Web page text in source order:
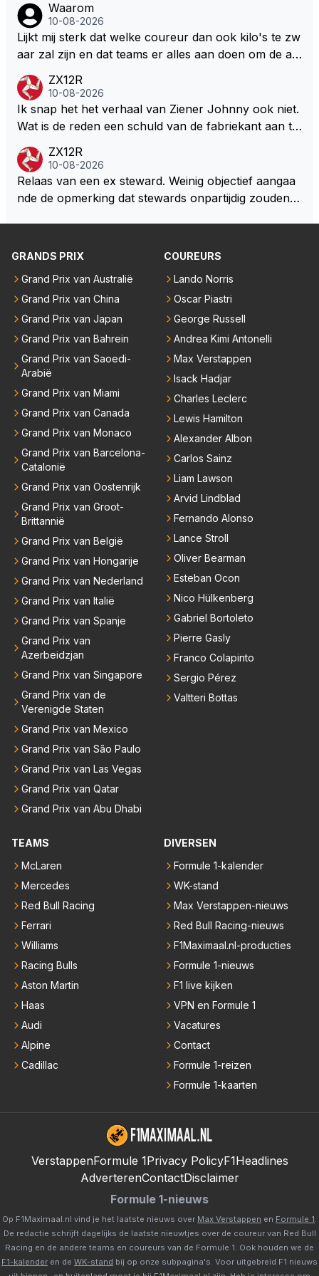
hoofdprijzen .. Zijn geduld raakt op, zijn loyaliteit ook
.. Persoonlijk denk ik dat hij nu echt op een tweespr
ong zit en alles aan het overwegen is om een juiste
keuze te maken .. Daarbij staat het echt niet vast dat
zijn keuze RB zal zijn … Persoonlijk denk ik dat het v
oor Max maar ook voor ons als fans heel goed zal
zijn dat Max uit die veilige vissekom stapt en een nie
uw fris avontuur aangaat elders …
Waarom
10-08-2026
Lijkt mij sterk dat welke coureur dan ook kilo's te zw
aar zal zijn en dat teams er alles aan doen om de au
ie waar ze zelfs elke liter brandstof achterwege late
n als dat kan. Dat er na de zomerstop een kilootje er
bij zit kan natuurlijk.
ZX12R
10-08-2026
Ik snap het het verhaal van Ziener Johnny ook niet.
Wat is de reden een schuld van de fabriekant aan te
e hoe de fabriekant van straat auto's ervoor staat.
ZX12R
10-08-2026
Relaas van een ex steward. Weinig objectief aangaa
nde de opmerking dat stewards onpartijdig zouden zi
ohnny heeft nu een ander idool dan destijds en daar
'objectieve' Johnny.
GRANDS PRIX
Grand Prix van Australië
Grand Prix van China
Grand Prix van Japan
Grand Prix van Bahrein
Grand Prix van Saoedi-
Arabië
Grand Prix van Miami
Grand Prix van Canada
Grand Prix van Monaco
Grand Prix van Barcelona-
Catalonië
Grand Prix van Oostenrijk
Grand Prix van Groot-
Brittannië
Grand Prix van België
Grand Prix van Hongarije
Grand Prix van Nederland
Grand Prix van Italië
Grand Prix van Spanje
Grand Prix van
Azerbeidzjan
Grand Prix van Singapore
Grand Prix van de
Verenigde Staten
Grand Prix van Mexico
Grand Prix van São Paulo
Grand Prix van Las Vegas
Grand Prix van Qatar
Grand Prix van Abu Dhabi
COUREURS
Lando Norris
Oscar Piastri
George Russell
Andrea Kimi Antonelli
Max Verstappen
Isack Hadjar
Charles Leclerc
Lewis Hamilton
Alexander Albon
Carlos Sainz
Liam Lawson
Arvid Lindblad
Fernando Alonso
Lance Stroll
Oliver Bearman
Esteban Ocon
Nico Hülkenberg
Gabriel Bortoleto
Pierre Gasly
Franco Colapinto
Sergio Pérez
Valtteri Bottas
TEAMS
McLaren
Mercedes
Red Bull Racing
Ferrari
Williams
Racing Bulls
Aston Martin
Haas
Audi
Alpine
Cadillac
DIVERSEN
Formule 1-kalender
WK-stand
Max Verstappen-nieuws
Red Bull Racing-nieuws
F1Maximaal.nl-producties
Formule 1-nieuws
F1 live kijken
VPN en Formule 1
Vacatures
Contact
Formule 1-reizen
Formule 1-kaarten
VerstappenFormule 1Privacy PolicyF1Headlines
AdverterenContactDisclaimer
Formule 1-nieuws
Op F1Maximaal.nl vind je het laatste nieuws over Max Verstappen en Formule 1
De redactie schrijft dagelijks de laatste nieuwtjes over de coureur van Red Bull
Racing en de andere teams en coureurs van de Formule 1. Ook houden we de
F1-kalender en de WK-stand bij op onze subpagina's. Voor uitgebreid F1 nieuws